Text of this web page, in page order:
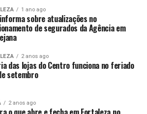
1 ano ago
sobre atualizações no
de segurados da Agência em
2 anos ago
das lojas do Centro funciona no feriado
setembro
2 anos ago